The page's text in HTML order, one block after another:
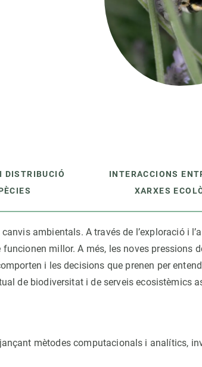
DISTRIBUCIÓ
INTERACCIONS
XARXES
ambientals. A través de l’exploració i
millor. A més, les noves pressions
i les decisions que prenen per
de biodiversitat i de serveis ecosistèmics
mètodes computacionals i analítics,
Biodiversitat
Canvi global
Funcionament
Observació de